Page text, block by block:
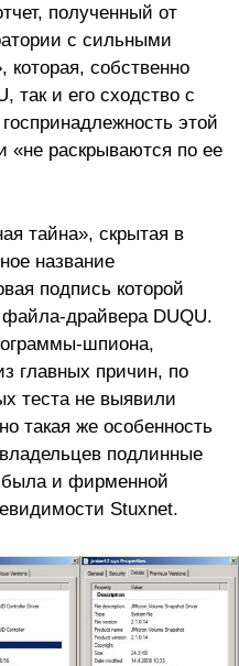
полученный от
с сильными
собственно
так и его сходство с
этой
«не раскрываются по ее
тайна», скрытая в
название
подпись которой
драйвера DUQU.
шпиона,
главных причин, по
теста не выявили
такая же особенность
подлинные
и фирменной
Stuxnet.